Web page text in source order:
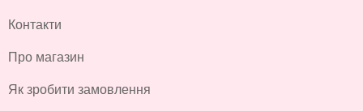
Контакти
Про магазин
Як зробити замовлення